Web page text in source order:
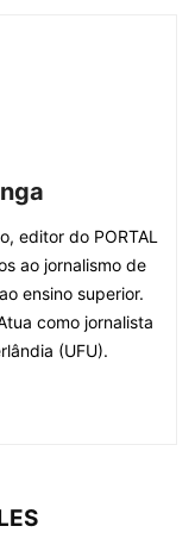
editor do PORTAL
ao jornalismo de
ensino superior.
como jornalista
(UFU).